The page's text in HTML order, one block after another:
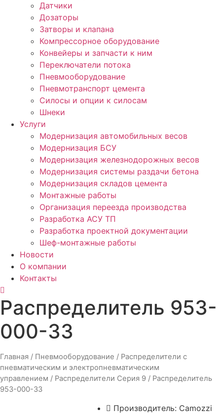
Датчики
Дозаторы
Затворы и клапана
Компрессорное оборудование
Конвейеры и запчасти к ним
Переключатели потока
Пневмооборудование
Пневмотранспорт цемента
Силосы и опции к силосам
Шнеки
Услуги
Модернизация автомобильных весов
Модернизация БСУ
Модернизация железнодорожных весов
Модернизация системы раздачи бетона
Модернизация складов цемента
Монтажные работы
Организация переезда производства
Разработка АСУ ТП
Разработка проектной документации
Шеф-монтажные работы
Новости
О компании
Контакты
Распределитель 953-
000-33
Главная / Пневмооборудование / Распределители с
пневматическим и электропневматическим
управлением / Распределители Серия 9 / Распределитель
953-000-33
Производитель: Camozzi